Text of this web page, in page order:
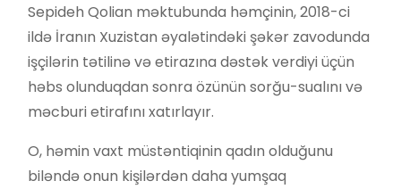
Sepideh Qolian məktubunda həmçinin, 2018-ci
ildə İranın Xuzistan əyalətindəki şəkər zavodunda
işçilərin tətilinə və etirazına dəstək verdiyi üçün
həbs olunduqdan sonra özünün sorğu-sualını və
məcburi etirafını xatırlayır.
O, həmin vaxt müstəntiqinin qadın olduğunu
biləndə onun kişilərdən daha yumşaq